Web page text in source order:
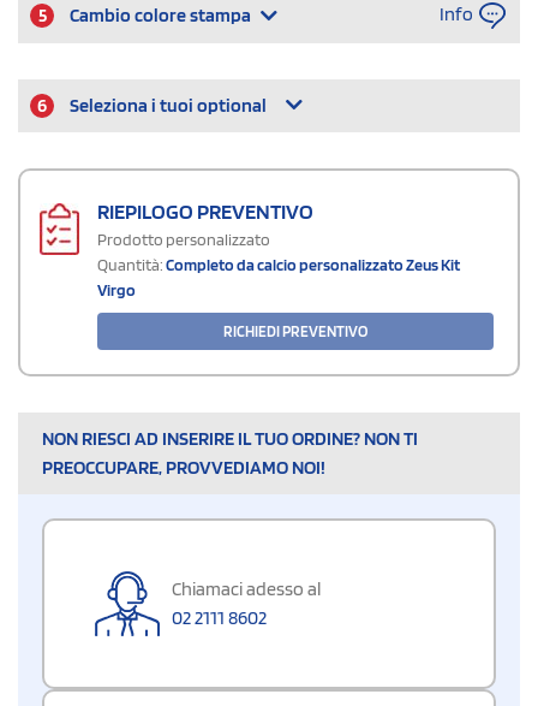
5 Cambio colore stampa Info
6 Seleziona i tuoi optional
RIEPILOGO PREVENTIVO
Prodotto personalizzato
Quantità:Completo da calcio personalizzato Zeus Kit
Virgo
RICHIEDI PREVENTIVO
NON RIESCI AD INSERIRE IL TUO ORDINE? NON TI
PREOCCUPARE, PROVVEDIAMO NOI!
Chiamaci adesso al
02 2111 8602